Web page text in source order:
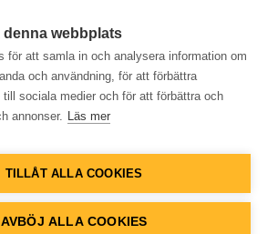
webbplats
för att samla in och analysera information om
och användning, för att förbättra
till sociala medier och för att förbättra och
annonser. Läs mer
TILLÅT ALLA COOKIES
AVBÖJ ALLA COOKIES